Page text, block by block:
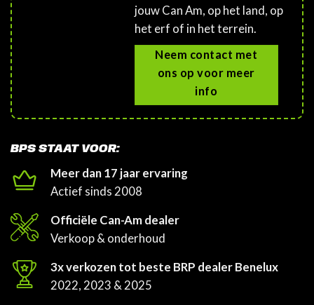
jouw Can Am, op het land, op
het erf of in het terrein.
Neem contact met
ons op voor meer
info
BPS STAAT VOOR:
Meer dan 17 jaar ervaring
Actief sinds 2008
Officiële Can-Am dealer
Verkoop & onderhoud
3x verkozen tot beste BRP dealer Benelux
2022, 2023 & 2025